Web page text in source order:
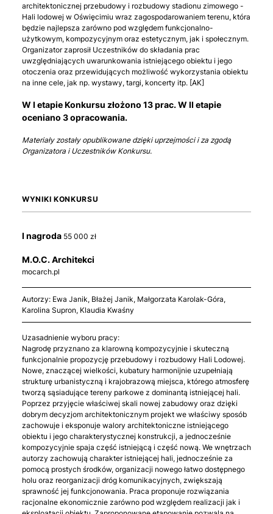
architektonicznej przebudowy i rozbudowy stadionu zimowego -
Hali lodowej w Oświęcimiu wraz zagospodarowaniem terenu, która
będzie najlepsza zarówno pod względem funkcjonalno-
użytkowym, kompozycyjnym oraz estetycznym, jak i społecznym.
Organizator zaprosił Uczestników do składania prac
uwzględniających uwarunkowania istniejącego obiektu i jego
otoczenia oraz przewidujących możliwość wykorzystania obiektu
na inne cele, jak np. wystawy, targi, koncerty itp. [AK]
W I etapie Konkursu złożono 13 prac. W II etapie
oceniano 3 opracowania.
Materiały zostały opublikowane dzięki uprzejmości i za zgodą
Organizatora i Uczestników Konkursu.
WYNIKI KONKURSU
I nagroda 55 000 zł
M.O.C. Architekci
mocarch.pl
Autorzy: Ewa Janik, Błażej Janik, Małgorzata Karolak-Góra,
Karolina Supron, Klaudia Kwaśny
Uzasadnienie wyboru pracy:
Nagrodę przyznano za klarowną kompozycyjnie i skuteczną
funkcjonalnie propozycję przebudowy i rozbudowy Hali Lodowej.
Nowe, znaczącej wielkości, kubatury harmonijnie uzupełniają
strukturę urbanistyczną i krajobrazową miejsca, którego atmosferę
tworzą sąsiadujące tereny parkowe z dominantą istniejącej hali.
Poprzez przyjęcie właściwej skali nowej zabudowy oraz dzięki
dobrym decyzjom architektonicznym projekt we właściwy sposób
zachowuje i eksponuje walory architektoniczne istniejącego
obiektu i jego charakterystycznej konstrukcji, a jednocześnie
kompozycyjnie spaja część istniejącą i część nową. We wnętrzach
autorzy zachowują charakter istniejącej hali, jednocześnie za
pomocą prostych środków, organizacji nowego łatwo dostępnego
holu oraz reorganizacji dróg komunikacyjnych, zwiększają
sprawność jej funkcjonowania. Praca proponuje rozwiązania
racjonalne ekonomicznie zarówno pod względem realizacji jak i